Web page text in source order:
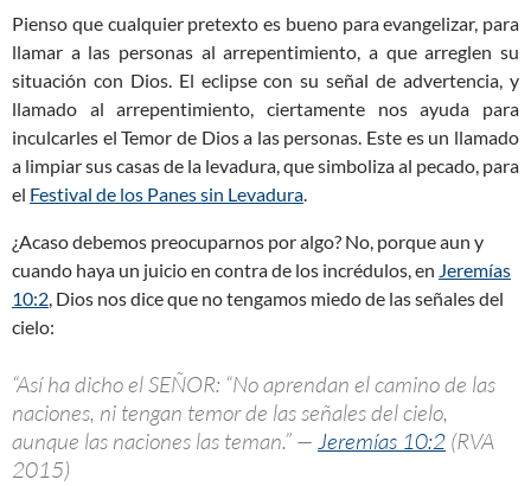
Pienso que cualquier pretexto es bueno para evangelizar, para
llamar a las personas al arrepentimiento, a que arreglen su
situación con Dios. El eclipse con su señal de advertencia, y
llamado al arrepentimiento, ciertamente nos ayuda para
inculcarles el Temor de Dios a las personas. Este es un llamado
a limpiar sus casas de la levadura, que simboliza al pecado, para
el Festival de los Panes sin Levadura.
¿Acaso debemos preocuparnos por algo? No, porque aun y
cuando haya un juicio en contra de los incrédulos, en Jeremías
10:2, Dios nos dice que no tengamos miedo de las señales del
cielo:
“Así ha dicho el SEÑOR: “No aprendan el camino de las
naciones, ni tengan temor de las señales del cielo,
aunque las naciones las teman.” — Jeremías 10:2 (RVA
2015)